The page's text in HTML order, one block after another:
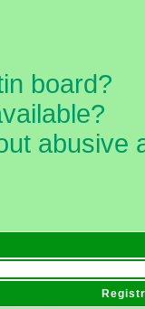
board?
abusive